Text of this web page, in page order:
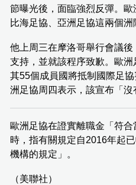
節曝光後，面臨強烈反彈。
比海足協、亞洲足協這兩個洲
他上周三在摩洛哥舉行會議
支持，並就該程序致歉。歐洲
其55個成員國將抵制國際足
洲足協周四表示，該宣布「沒
歐洲足協在證實離職金「符
時，指有關規定自2016年起
機構的規定」。
（美聯社）